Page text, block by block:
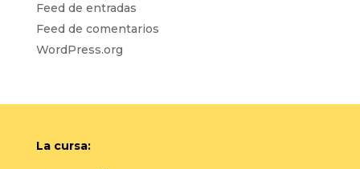
Feed de entradas
Feed de comentarios
WordPress.org
La cursa: